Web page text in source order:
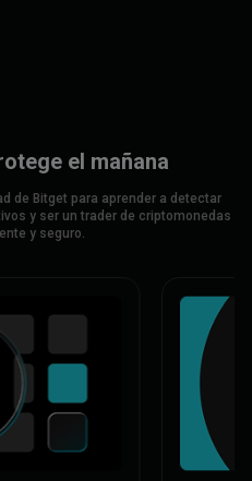
el mañana
de Bitget para aprender a detectar
y ser un trader de criptomonedas
y seguro.